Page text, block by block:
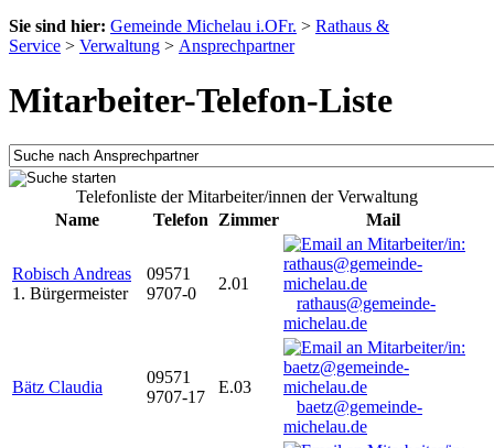
Sie sind hier: Gemeinde Michelau i.OFr. > Rathaus &
Service > Verwaltung > Ansprechpartner
Mitarbeiter-Telefon-Liste
Telefonliste der Mitarbeiter/innen der Verwaltung
Name
Telefon Zimmer Mail
Robisch Andreas
1. Bürgermeister
09571
9707-0
2.01
rathaus@gemeinde-
michelau.de
Bätz Claudia
09571
9707-17
E.03
baetz@gemeinde-
michelau.de